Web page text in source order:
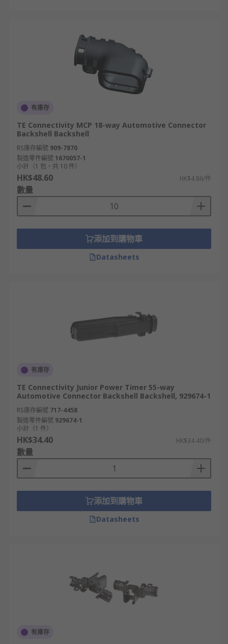
有庫存
TE Connectivity MCP 18-way Automotive Connector
Backshell Backshell
RS庫存編號 909-7870
製造零件編號 1670057-1
小計（1 包，共 10 件）
HK$48.60 HK$4.86/件
數量
添加到購物車
Datasheets
有庫存
TE Connectivity Junior Power Timer 55-way
Automotive Connector Backshell Backshell, 929674-1
RS庫存編號 717-4458
製造零件編號 929674-1
小計（1 件）
HK$34.40 HK$34.40/件
數量
添加到購物車
Datasheets
有庫存